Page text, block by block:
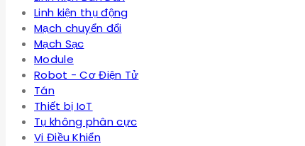
Linh kiện thụ động
Mạch chuyển đổi
Mạch Sạc
Module
Robot - Cơ Điện Tử
Tán
Thiết bị IoT
Tụ không phân cực
Vi Điều Khiển